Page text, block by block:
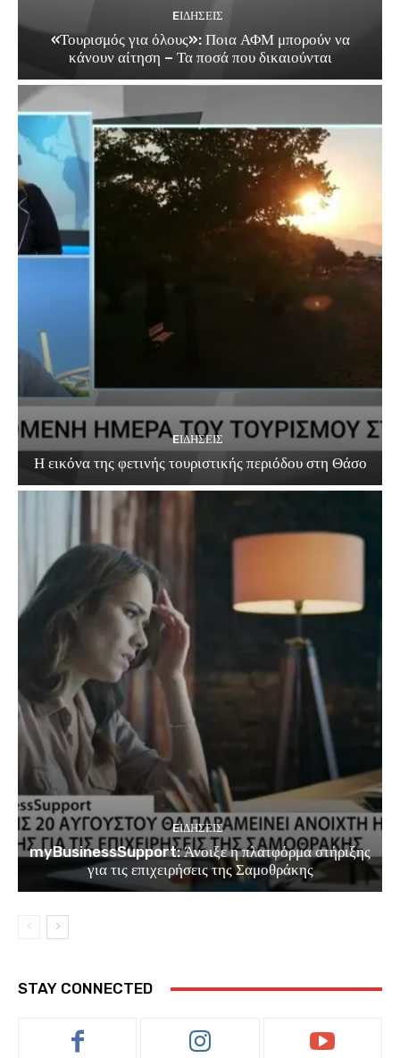
EΙΔΗΣΕΙΣ
«Τουρισμός για όλους»: Ποια ΑΦΜ μπορούν να
κάνουν αίτηση – Τα ποσά που δικαιούνται
EΙΔΗΣΕΙΣ
Η εικόνα της φετινής τουριστικής περιόδου στη Θάσο
EΙΔΗΣΕΙΣ
myBusinessSupport: Άνοιξε η πλατφόρμα στήριξης
για τις επιχειρήσεις της Σαμοθράκης
STAY CONNECTED